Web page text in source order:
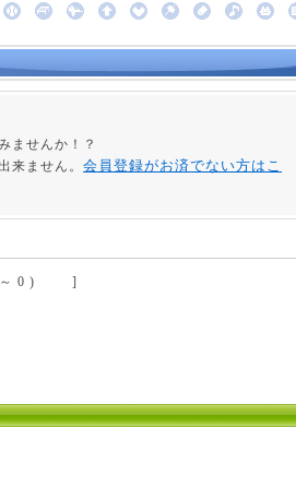
ませんか！？
来ません。 会員登録がお済でない方はこ
～ 0 ) ]